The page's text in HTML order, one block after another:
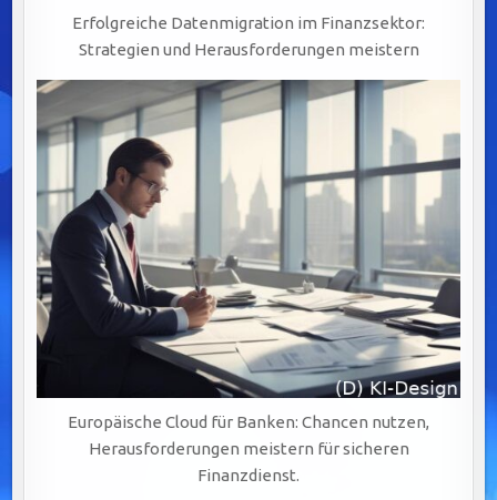
Erfolgreiche Datenmigration im Finanzsektor:
Strategien und Herausforderungen meistern
Europäische Cloud für Banken: Chancen nutzen,
Herausforderungen meistern für sicheren
Finanzdienst.